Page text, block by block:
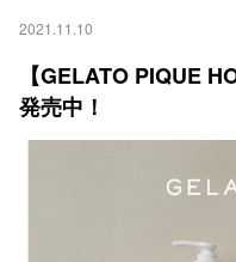
2021.11.10
【GELATO PIQUE
発売中！